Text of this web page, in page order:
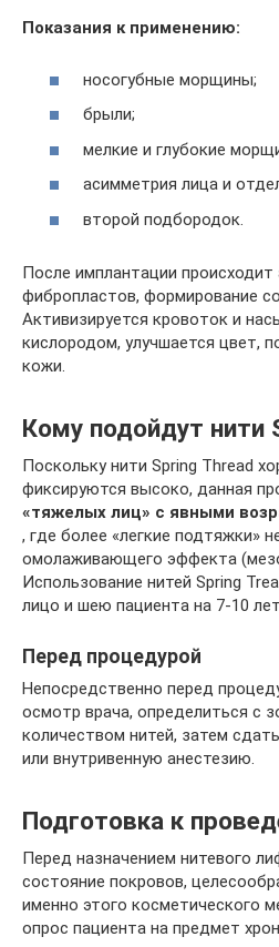
Показания к применению:
носогубные морщины;
брыли;
мелкие и глубокие
асимметрия лица и
второй подбородок.
После имплантации происходит
фибропластов, формирование
Активизируется кровоток и
кислородом, улучшается цвет,
кожи.
Кому подойдут нити
Поскольку нити Spring Thread
фиксируются высоко, данная
«тяжелых лиц» с явными
, где более «легкие подтяжки»
омолаживающего эффекта
Использование нитей Spring
лицо и шею пациента на 7-10 лет.
Перед процедурой
Непосредственно перед
осмотр врача, определиться с
количеством нитей, затем
или внутривенную анестезию.
Подготовка к
Перед назначением нитевого
состояние покровов,
именно этого косметического
опрос пациента на предмет